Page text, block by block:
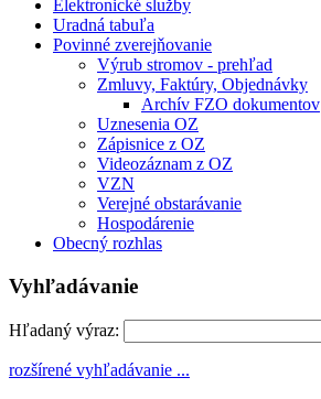
Elektronické služby
Uradná tabuľa
Povinné zverejňovanie
Výrub stromov - prehľad
Zmluvy, Faktúry, Objednávky
Archív FZO dokumentov
Uznesenia OZ
Zápisnice z OZ
Videozáznam z OZ
VZN
Verejné obstarávanie
Hospodárenie
Obecný rozhlas
Vyhľadávanie
Hľadaný výraz:
rozšírené vyhľadávanie ...